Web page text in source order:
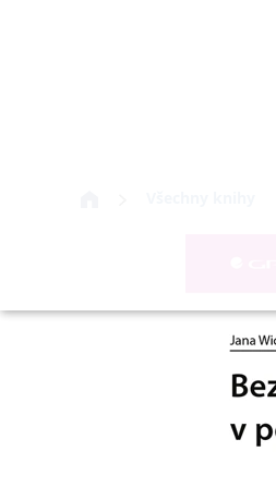
Nezbytně nutné soubory